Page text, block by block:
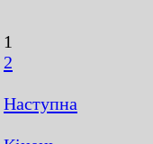
1
2
Наступна